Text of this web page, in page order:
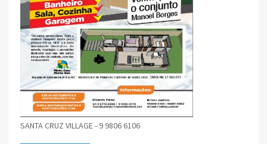
SANTA CRUZ VILLAGE - 9 9806 6106